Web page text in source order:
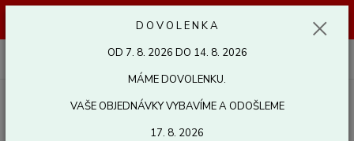
odošleme 17. 8. 2026. Ďakujeme.
D O V O L E N K A
OD 7. 8. 2026 DO 14. 8. 2026
MÁME DOVOLENKU.
VAŠE OBJEDNÁVKY VYBAVÍME A ODOŠLEME
17. 8. 2026